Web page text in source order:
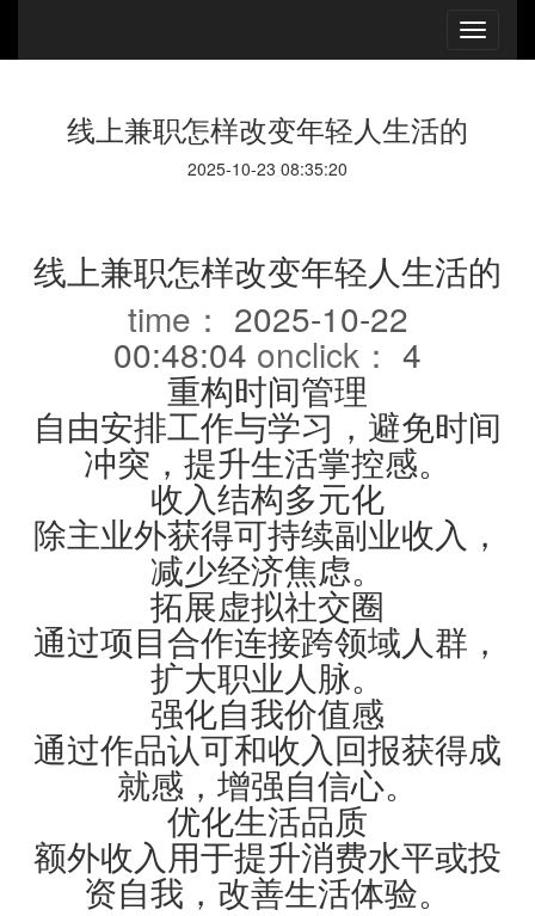
线上兼职怎样改变年轻人生活的
2025-10-23 08:35:20
线上兼职怎样改变年轻人生活的
time： 2025-10-22
00:48:04 onclick： 4
重构时间管理
自由安排工作与学习，避免时间
冲突，提升生活掌控感。
收入结构多元化
除主业外获得可持续副业收入，
减少经济焦虑。
拓展虚拟社交圈
通过项目合作连接跨领域人群，
扩大职业人脉。
强化自我价值感
通过作品认可和收入回报获得成
就感，增强自信心。
优化生活品质
额外收入用于提升消费水平或投
资自我，改善生活体验。